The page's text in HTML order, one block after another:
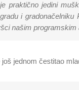
praktično jedini
i
našim
jednom čestitao